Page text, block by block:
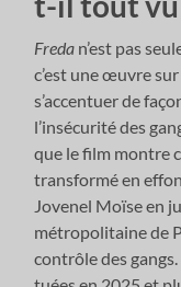
Freda n’est pas
c’est une œuvre
s’accentuer de
l’insécurité des
que le film montre
transformé en
Jovenel Moïse en
métropolitaine de
contrôle des